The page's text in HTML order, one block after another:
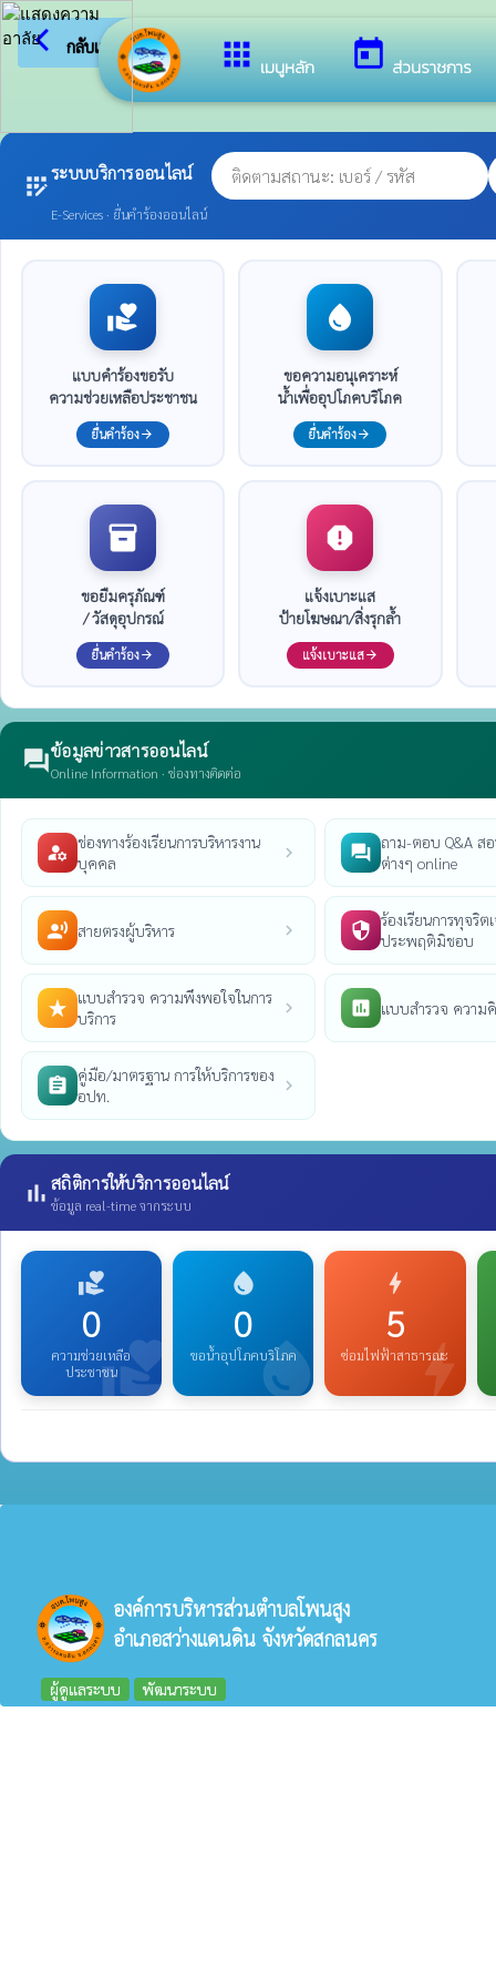
apps เมนูหลัก today ส่วนราชการ
arrow_back_ios กลับเมนูหลัก
app_registrationระบบบริการออนไลน์
E-Services · ยื่นคำร้องออนไลน์
volunteer_activism
แบบคำร้องขอรับ
ความช่วยเหลือประชาชน
ยื่นคำร้องarrow_forward
water_drop
ขอความอนุเคราะห์
น้ำเพื่ออุปโภคบริโภค
ยื่นคำร้องarrow_forward
inventory_2
ขอยืมครุภัณฑ์
/ วัสดุอุปกรณ์
ยื่นคำร้องarrow_forward
report
แจ้งเบาะแส
ป้ายโฆษณา/สิ่งรุกล้ำ
แจ้งเบาะแสarrow_forward
forumข้อมูลข่าวสารออนไลน์
Online Information · ช่องทางติดต่อ
manage_accounts ช่องทางร้องเรียนการบริหารงาน
บุคคล
chevron_right question_answer ถาม-ตอบ Q&A ส
ต่างๆ online
record_voice_over สายตรงผู้บริหาร chevron_right security ร้องเรียนการทุจริต
ประพฤติมิชอบ
star_rate
แบบสำรวจ ความพึงพอใจในการ
บริการ
chevron_right poll แบบสำรวจ ความ
assignment
คู่มือ/มาตรฐาน การให้บริการของ
อปท.
chevron_right
bar_chart สถิติการให้บริการออนไลน์
ข้อมูล real-time จากระบบ
volunteer_activism
volunteer_activism
0
ความช่วยเหลือ
ประชาชน
water_drop
water_drop
0
ขอน้ำอุปโภคบริโภค bolt
bolt
5
ซ่อมไฟฟ้าสาธารณะ
องค์การบริหารส่วนตำบลโพนสูง
อำเภอสว่างแดนดิน จังหวัดสกลนคร
ผู้ดูแลระบบ พัฒนาระบบ